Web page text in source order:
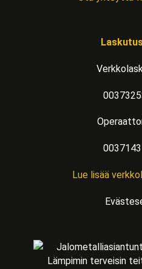
Lue lisää
Lämpimin terveisin